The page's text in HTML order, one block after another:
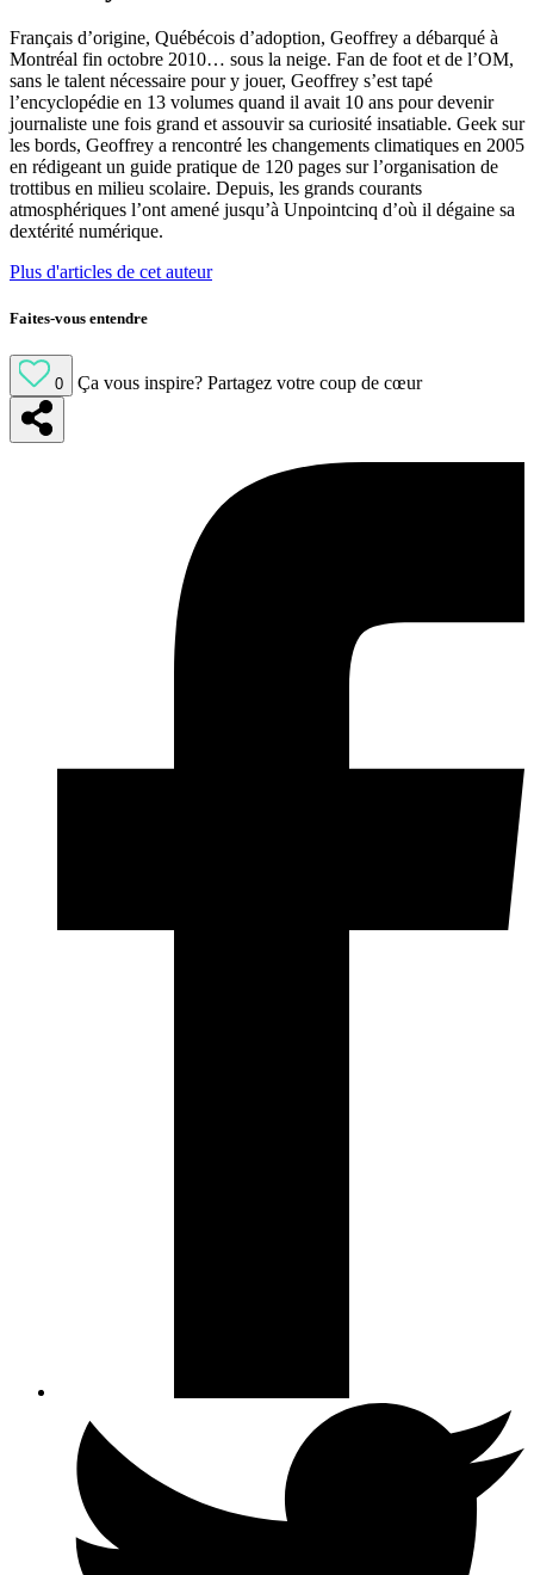
Français d’origine, Québécois d’adoption, Geoffrey a débarqué à
Montréal fin octobre 2010… sous la neige. Fan de foot et de l’OM,
sans le talent nécessaire pour y jouer, Geoffrey s’est tapé
l’encyclopédie en 13 volumes quand il avait 10 ans pour devenir
journaliste une fois grand et assouvir sa curiosité insatiable. Geek sur
les bords, Geoffrey a rencontré les changements climatiques en 2005
en rédigeant un guide pratique de 120 pages sur l’organisation de
trottibus en milieu scolaire. Depuis, les grands courants
atmosphériques l’ont amené jusqu’à Unpointcinq d’où il dégaine sa
dextérité numérique.
Plus d'articles de cet auteur
Faites-vous entendre
0 Ça vous inspire? Partagez votre coup de cœur